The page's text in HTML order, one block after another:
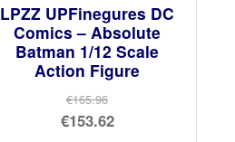
LPZZ UPFinegures DC
Comics – Absolute
Batman 1/12 Scale
Action Figure
€165.96
El
€153.62